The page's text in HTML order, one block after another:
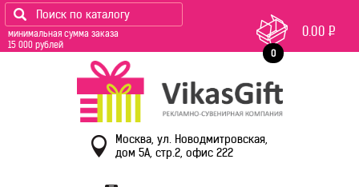
минимальная сумма заказа
15 000 рублей
0
0.00 Р
Москва, ул. Новодмитровская,
дом 5А, стр.2, офис 222